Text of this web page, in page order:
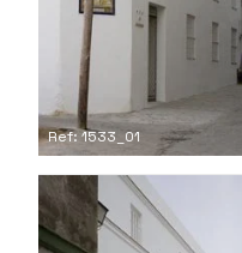
Ref: 1533_01